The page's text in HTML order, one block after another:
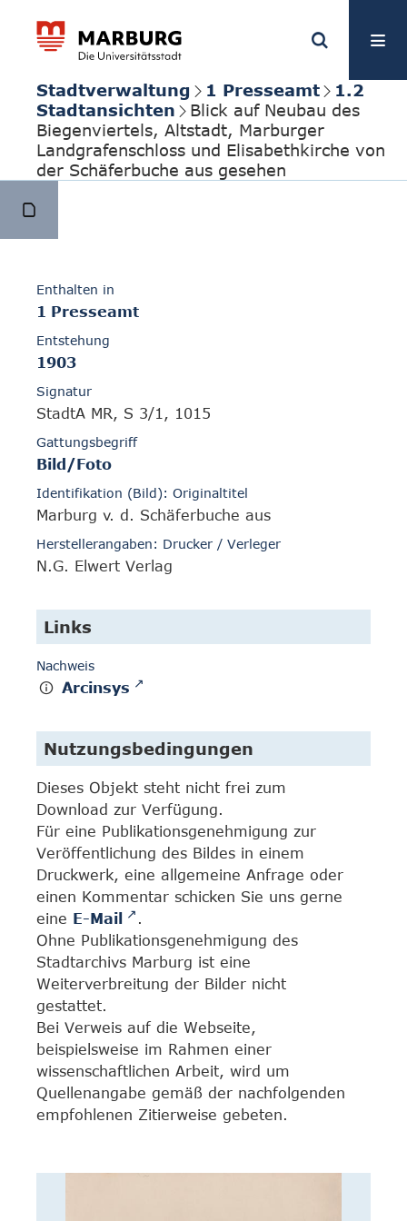
Stadtverwaltung 1 Presseamt
1.2
Stadtansichten
Blick auf Neubau des
Biegenviertels, Altstadt, Marburger
Landgrafenschloss und Elisabethkirche von
der Schäferbuche aus gesehen
Enthalten in
1 Presseamt
Entstehung
1903
Signatur
StadtA MR, S 3/1, 1015
Gattungsbegriff
Bild/Foto
Identifikation (Bild): Originaltitel
Marburg v. d. Schäferbuche aus
Herstellerangaben: Drucker / Verleger
N.G. Elwert Verlag
Links
Nachweis
Arcinsys
Nutzungsbedingungen
Dieses Objekt steht nicht frei zum
Download zur Verfügung.
Für eine Publikationsgenehmigung zur
Veröffentlichung des Bildes in einem
Druckwerk, eine allgemeine Anfrage oder
einen Kommentar schicken Sie uns gerne
eine E-Mail
.
Ohne Publikationsgenehmigung des
Stadtarchivs Marburg ist eine
Weiterverbreitung der Bilder nicht
gestattet.
Bei Verweis auf die Webseite,
beispielsweise im Rahmen einer
wissenschaftlichen Arbeit, wird um
Quellenangabe gemäß der nachfolgenden
empfohlenen Zitierweise gebeten.